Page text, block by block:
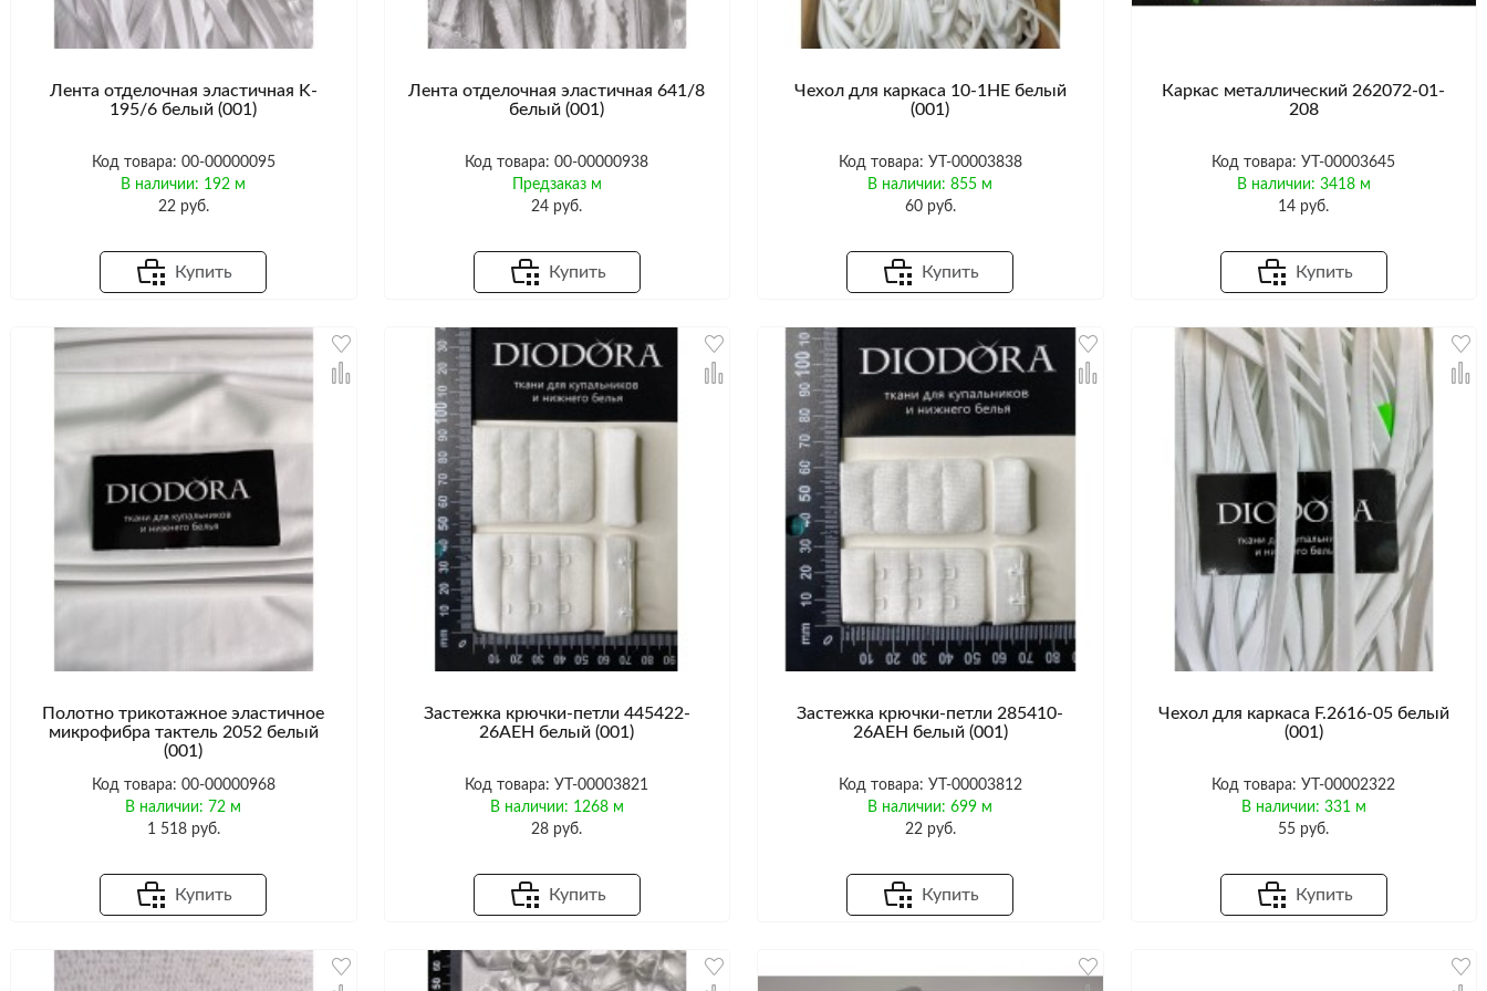
Лента отделочная эластичная K-
195/6 белый (001)
Код товара: 00-00000095
В наличии: 192 м
22 руб.
Купить
Лента отделочная эластичная 641/8
белый (001)
Код товара: 00-00000938
Предзаказ м
24 руб.
Купить
Чехол для каркаса 10-1HE белый
(001)
Код товара: УТ-00003838
В наличии: 855 м
60 руб.
Купить
Каркас металлический 262072-01-
208
Код товара: УТ-00003645
В наличии: 3418 м
14 руб.
Купить
Полотно трикотажное эластичное
микрофибра тактель 2052 белый
(001)
Код товара: 00-00000968
В наличии: 72 м
1 518 руб.
Купить
Застежка крючки-петли 445422-
26AEH белый (001)
Код товара: УТ-00003821
В наличии: 1268 м
28 руб.
Купить
Застежка крючки-петли 285410-
26AEH белый (001)
Код товара: УТ-00003812
В наличии: 699 м
22 руб.
Купить
Чехол для каркаса F.2616-05 белый
(001)
Код товара: УТ-00002322
В наличии: 331 м
55 руб.
Купить